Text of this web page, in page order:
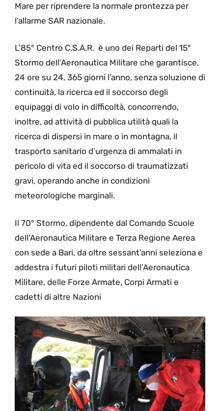
Mare per riprendere la normale prontezza per
l’allarme SAR nazionale.
L’85° Centro C.S.A.R. è uno dei Reparti del 15°
Stormo dell’Aeronautica Militare che garantisce,
24 ore su 24, 365 giorni l’anno, senza soluzione di
continuità, la ricerca ed il soccorso degli
equipaggi di volo in difficoltà, concorrendo,
inoltre, ad attività di pubblica utilità quali la
ricerca di dispersi in mare o in montagna, il
trasporto sanitario d’urgenza di ammalati in
pericolo di vita ed il soccorso di traumatizzati
gravi, operando anche in condizioni
meteorologiche marginali.
Il 70° Stormo, dipendente dal Comando Scuole
dell’Aeronautica Militare e Terza Regione Aerea
con sede a Bari, da oltre sessant’anni seleziona e
addestra i futuri piloti militari dell’Aeronautica
Militare, delle Forze Armate, Corpi Armati e
cadetti di altre Nazioni